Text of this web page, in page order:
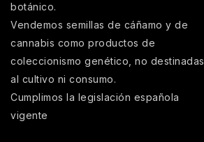
botánico.
Vendemos semillas de cáñamo y de
cannabis como productos de
coleccionismo genético, no destinadas
al cultivo ni consumo.
Cumplimos la legislación española
vigente